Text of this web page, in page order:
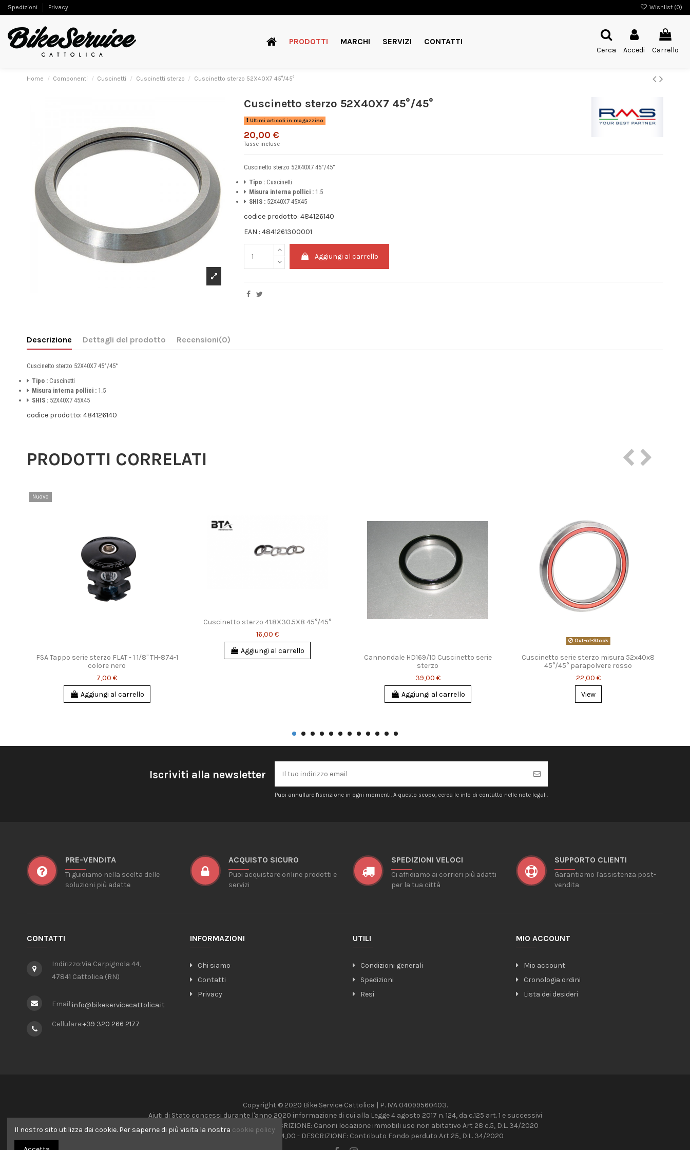
Spedizioni Privacy Wishlist (0)
PRODOTTI MARCHI SERVIZI CONTATTI
Cerca Accedi Carrello
Home Componenti Cuscinetti Cuscinetti sterzo Cuscinetto sterzo 52X40X7 45°/45°
Cuscinetto sterzo 52X40X7 45°/45°
Ultimi articoli in magazzino
20,00 €
Tasse incluse
Cuscinetto sterzo 52X40X7 45°/45°
Tipo : Cuscinetti
Misura interna pollici : 1.5
SHIS : 52X40X7 45X45
codice prodotto: 484126140
EAN : 4841261300001
Aggiungi al carrello
Descrizione Dettagli del prodotto Recensioni(0)
Cuscinetto sterzo 52X40X7 45°/45°
Tipo : Cuscinetti
Misura interna pollici : 1.5
SHIS : 52X40X7 45X45
codice prodotto: 484126140
PRODOTTI CORRELATI
Nuovo
FSA Tappo serie sterzo FLAT - 1 1/8" TH-874-1
colore nero
7,00 €
Aggiungi al carrello
Cuscinetto sterzo 41.8X30.5X8 45°/45°
16,00 €
Aggiungi al carrello
Cannondale HD169/10 Cuscinetto serie
sterzo
39,00 €
Aggiungi al carrello
Out-of-Stock
Cuscinetto serie sterzo misura 52x40x8
45°/45° parapolvere rosso
22,00 €
View
Iscriviti alla newsletter
Puoi annullare l'iscrizione in ogni momenti. A questo scopo, cerca le info di contatto nelle note legali.
PRE-VENDITA
Ti guidiamo nella scelta delle
soluzioni più adatte
ACQUISTO SICURO
Puoi acquistare online prodotti e
servizi
SPEDIZIONI VELOCI
Ci affidiamo ai corrieri più adatti
per la tua città
SUPPORTO CLIENTI
Garantiamo l'assistenza post-
vendita
CONTATTI
Indirizzo:Via Carpignola 44,
47841 Cattolica (RN)
Email:info@bikeservicecattolica.it
Cellulare:+39 320 266 2177
INFORMAZIONI
Chi siamo
Contatti
Privacy
UTILI
Condizioni generali
Spedizioni
Resi
MIO ACCOUNT
Mio account
Cronologia ordini
Lista dei desideri
Copyright © 2020 Bike Service Cattolica | P. IVA 04099560403.
Aiuti di Stato concessi durante l'anno 2020 informazione di cui alla Legge 4 agosto 2017 n. 124, da c.125 art. 1 e successivi
CODICE: 60 - IMPORTI: € 4,064,72 - DESCRIZIONE: Canoni locazione immobili uso non abitativo Art 28 c.5, D.L. 34/2020
CODICE: 20 - IMPORTI: € 8,624,00 - DESCRIZIONE: Contributo Fondo perduto Art 25, D.L. 34/2020
Il nostro sito utilizza dei cookie. Per saperne di più visita la nostra cookie policy